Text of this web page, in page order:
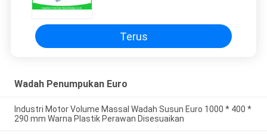
Terus
Wadah Penumpukan Euro
Industri Motor Volume Massal Wadah Susun Euro 1000 * 400 *
290 mm Warna Plastik Perawan Disesuaikan